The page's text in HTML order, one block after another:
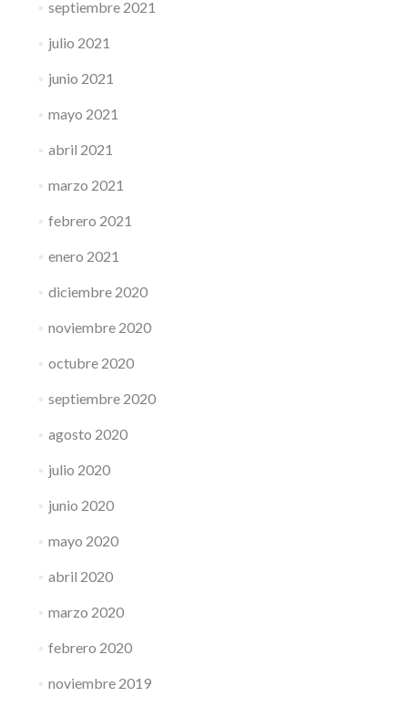
septiembre 2021
julio 2021
junio 2021
mayo 2021
abril 2021
marzo 2021
febrero 2021
enero 2021
diciembre 2020
noviembre 2020
octubre 2020
septiembre 2020
agosto 2020
julio 2020
junio 2020
mayo 2020
abril 2020
marzo 2020
febrero 2020
noviembre 2019